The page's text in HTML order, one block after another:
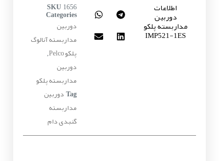
اطلاعات
دوربین
مداربسته پلکو
IMP521-1ES
SKU 1656
Categories
دوربین
مداربسته آنالوگ
پلکو Pelco
,
دوربین
مداربسته پلکو
Tag دوربین
مداربسته
گنبدی دام